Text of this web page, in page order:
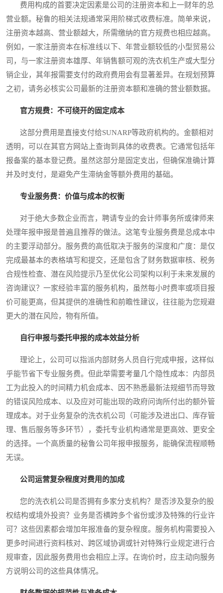
费用构成的首要决定因素是公司的注册资本和上一财年的总
营业额。秘鲁的相关法规通常采用阶梯式收费标准。简单来说，
注册资本越高、营业额越大，所需缴纳的官方规费也相应越高。
例如，一家注册资本在标准线以下、年营业额较低的小型贸易公
司，与一家注册资本雄厚、年销售额可观的洗衣机生产或大型分
销企业，其年报需要支付的政府费用会有显著差异。在规划预算
之初，请务必核实公司最新的注册资本额和准确的营业额数据。
官方规费：不可绕开的固定成本
这部分费用是直接支付给SUNARP等政府机构的。金额相对
透明，可以在其官方网站上查询到具体的收费表。它通常包括年
报备案的基本登记费。虽然这部分是固定支出，但确保准确计算
并及时支付，是避免产生滞纳金等额外费用的基础。
专业服务费：价值与成本的权衡
对于绝大多数企业而言，聘请专业的会计师事务所或律师来
处理年报申报是普遍且推荐的做法。这笔专业服务费是总成本中
的主要浮动部分。服务费的高低取决于服务的深度和广度：是仅
完成最基本的表格填写和提交，还是包含了财务数据审核、税务
合规性检查、潜在风险提示乃至优化公司架构以利于未来发展的
咨询建议？一家经验丰富的服务机构，虽然每小时费率或项目报
价可能更高，但其提供的准确性和前瞻性建议，往往能为您规避
更大的潜在风险，物有所值。
自行申报与委托申报的成本效益分析
理论上，公司可以指派内部财务人员自行完成申报，这样似
乎能节省下专业服务费。但此举需要考量几个隐性成本：内部员
工为此投入的时间精力机会成本、因不熟悉最新法规细节而导致
的错误风险成本、以及应对可能出现的政府问询所付出的额外管
理成本。对于业务复杂的洗衣机公司（可能涉及进出口、库存管
理、售后服务等多环节），委托专业机构通常是更高效、更安全
的选择。一个高质量的秘鲁公司年报申报服务，能确保流程顺畅
无误。
公司运营复杂程度对费用的加成
您的洗衣机公司是否拥有多家分支机构？是否涉及复杂的股
权结构或境外投资？业务是否横跨多个省份或涉及特殊的行业许
可？这些因素都会增加年报准备的复杂程度。服务机构需要投入
更多时间进行资料核对、跨区域协调或针对特殊行业规定进行合
规审查，因此服务费用也会相应上浮。在询价时，应主动向服务
方说明公司的这些具体情况。